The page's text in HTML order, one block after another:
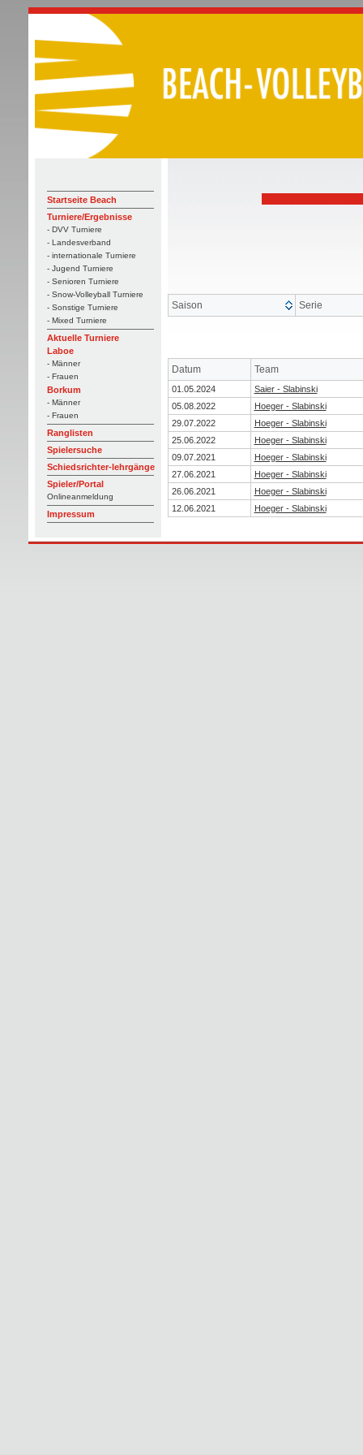
Startseite Beach
Turniere/Ergebnisse
- DVV Turniere
- Landesverband
- internationale Turniere
- Jugend Turniere
- Senioren Turniere
- Snow-Volleyball Turniere
- Sonstige Turniere
- Mixed Turniere
Aktuelle Turniere
Laboe
- Männer
- Frauen
Borkum
- Männer
- Frauen
Ranglisten
Spielersuche
Schiedsrichter-lehrgänge
Spieler/Portal
Onlineanmeldung
Impressum
Saison Serie
Datum Team
01.05.2024
Saier - Slabinski
05.08.2022
Hoeger - Slabinski
29.07.2022
Hoeger - Slabinski
25.06.2022
Hoeger - Slabinski
09.07.2021
Hoeger - Slabinski
27.06.2021
Hoeger - Slabinski
26.06.2021
Hoeger - Slabinski
12.06.2021
Hoeger - Slabinski